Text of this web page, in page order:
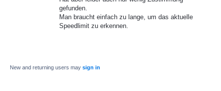
gefunden.
Man braucht einfach zu lange, um das aktuelle
Speedlimit zu erkennen.
New and returning users may sign in